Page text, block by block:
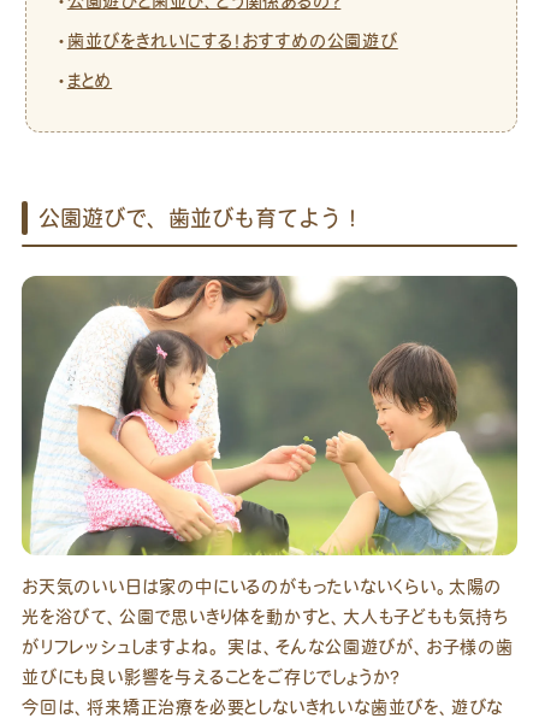
歯並びをきれいにする！おすすめの公園遊び
まとめ
公園遊びで、歯並びも育てよう！
お天気のいい日は家の中にいるのがもったいないくらい。太陽の
光を浴びて、公園で思いきり体を動かすと、大人も子どもも気持ち
がリフレッシュしますよね。 実は、そんな公園遊びが、お子様の歯
並びにも良い影響を与えることをご存じでしょうか？
今回は、将来矯正治療を必要としないきれいな歯並びを、遊びな